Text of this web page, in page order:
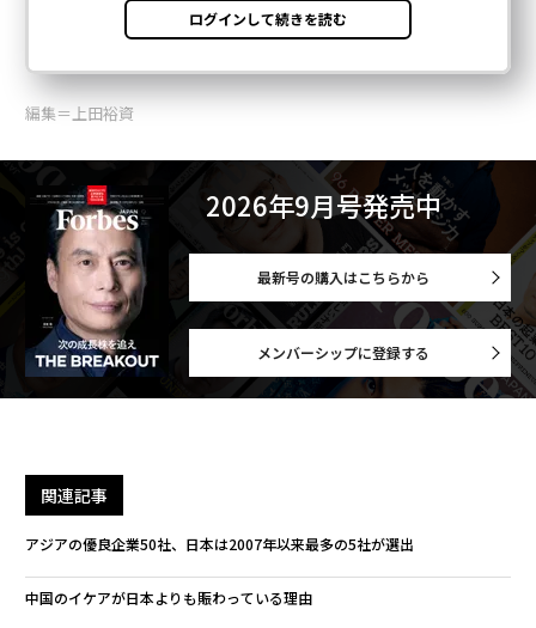
編集＝上田裕資
2026年9月号発売中
最新号の購入はこちらから
メンバーシップに登録する
関連記事
アジアの優良企業50社、日本は2007年以来最多の5社が選出
中国のイケアが日本よりも賑わっている理由